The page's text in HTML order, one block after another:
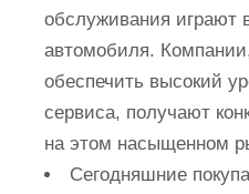
обслуживания играют
автомобиля.
обеспечить высокий
сервиса, получают
на этом насыщенном
Сегодняшние